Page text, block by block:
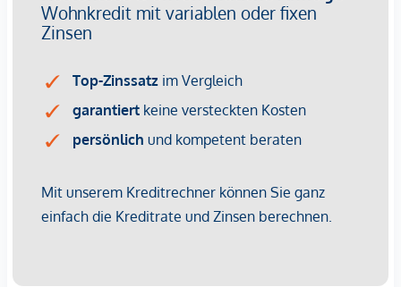
Infrastruktur / Entfernungen
Arzt <1.750m
Apotheke <1.500m
Klinik <4.750m
Krankenhaus <6.750m
Kinder & Schulen
Schule <1.000m